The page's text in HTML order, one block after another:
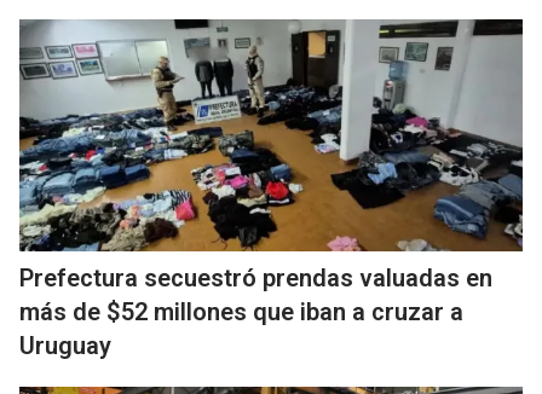
Prefectura secuestró prendas valuadas en
más de $52 millones que iban a cruzar a
Uruguay